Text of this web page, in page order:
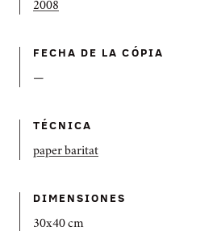
2008
FECHA DE LA CÓPIA
—
TÉCNICA
paper baritat
DIMENSIONES
30x40 cm